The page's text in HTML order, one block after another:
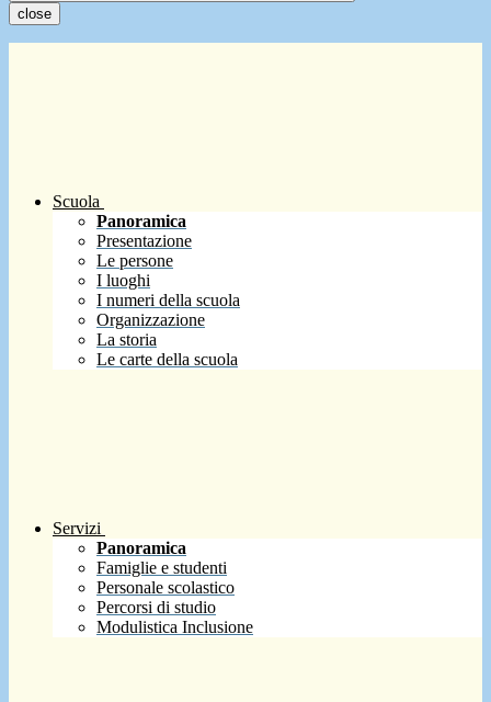
close
Scuola
Panoramica
Presentazione
Le persone
I luoghi
I numeri della scuola
Organizzazione
La storia
Le carte della scuola
Servizi
Panoramica
Famiglie e studenti
Personale scolastico
Percorsi di studio
Modulistica Inclusione